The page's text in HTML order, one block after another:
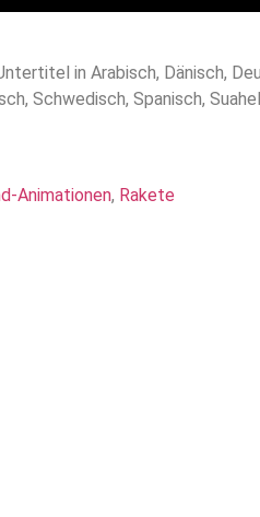
in Arabisch, Dänisch,
Schwedisch, Spanisch,
Animationen, Rakete